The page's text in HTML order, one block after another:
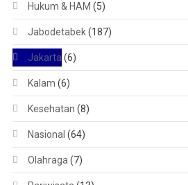
Hukum & HAM (5)
Jabodetabek(187)
Jakarta (6)
Kalam (6)
Kesehatan (8)
Nasional (64)
Olahraga (7)